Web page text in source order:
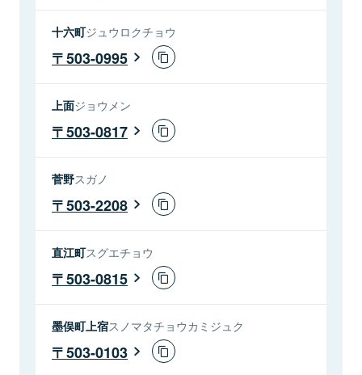
十六町ジュウロクチョウ
503-0995
上面ジョウメン
503-0817
菅野スガノ
503-2208
直江町スグエチョウ
503-0815
墨俣町上宿スノマタチョウカミジュク
503-0103